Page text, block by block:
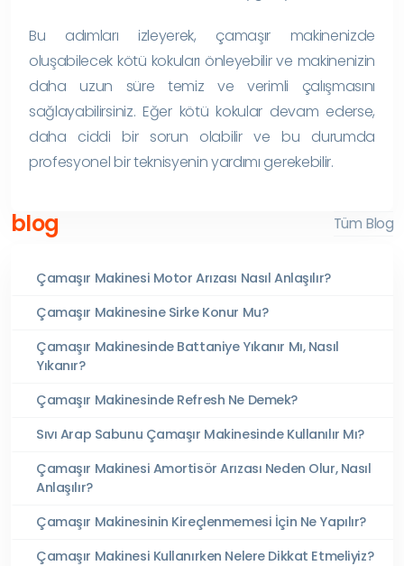
Bu adımları izleyerek, çamaşır makinenizde
oluşabilecek kötü kokuları önleyebilir ve makinenizin
daha uzun süre temiz ve verimli çalışmasını
sağlayabilirsiniz. Eğer kötü kokular devam ederse,
daha ciddi bir sorun olabilir ve bu durumda
profesyonel bir teknisyenin yardımı gerekebilir.
blog Tüm Blog
Çamaşır Makinesi Motor Arızası Nasıl Anlaşılır?
Çamaşır Makinesine Sirke Konur Mu?
Çamaşır Makinesinde Battaniye Yıkanır Mı, Nasıl
Yıkanır?
Çamaşır Makinesinde Refresh Ne Demek?
Sıvı Arap Sabunu Çamaşır Makinesinde Kullanılır Mı?
Çamaşır Makinesi Amortisör Arızası Neden Olur, Nasıl
Anlaşılır?
Çamaşır Makinesinin Kireçlenmemesi İçin Ne Yapılır?
Çamaşır Makinesi Kullanırken Nelere Dikkat Etmeliyiz?